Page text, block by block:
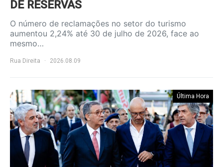
DE RESERVAS
O número de reclamações no setor do turismo
aumentou 2,24% até 30 de julho de 2026, face ao
mesmo…
Rua Direita 2026.08.09
Última Hora